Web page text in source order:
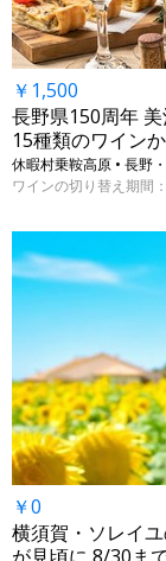
￥1,500
長野県150周年
15種類のワイン
休暇村乗鞍高原 • 長野
￥0
横須賀・ソレイ